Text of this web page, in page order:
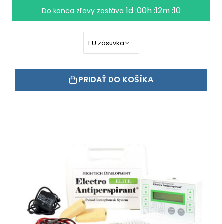
Do konca zľavy zostáva 1d :00h :12m :09
PRIDAŤ DO KOŠÍKA